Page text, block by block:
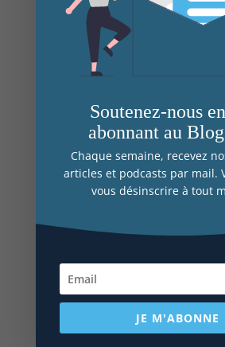
modéliser une démarche de
Développer l’adaptabilité
gérant les relations avec des
multiculturels,
Exemples de situations
une réunion à distance,
les prestations de son équipe
clients, faire de ses
alliés, renforcer la cohérence
5- S’initier au regard
Dans la mesure où les «
proposés dans les
managériales ne
théoriques (la théorie n’est
Soutenez-nous
abonnant au
Chaque semaine, recevez
articles et podcasts par mail.
vous désinscrire à tout
JE M'ABONNE